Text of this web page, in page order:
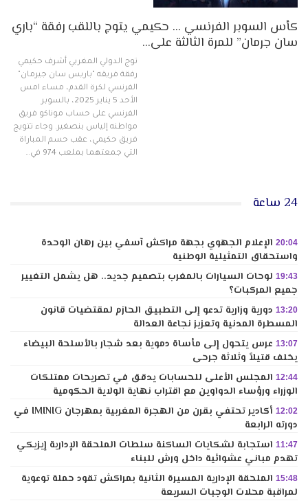
كأس السوبر الفرنسي … حكيمي يتوج باللقب رفقة “باري
سان جرمان” للمرة الثالثة على…
توج الدولي المغربي أشرف حكيمي
رفقة فريقه "باريس سان جيرمان"
الفرنسي لكرة القدم، مساء امس
الأحد 5 يناير 2025، بالسوبر
الفرنسي على حساب موناكو فريق
مواطنه إلياس بنصغير. وجاء تتويج
فريق حكيمي، عقب حسم المباراة
التي جمعتهما بملعب 974 في…
24 ساعة
20:04 الإعلام الجهوي بجهة مراكش آسفي بين رهان الوحدة
واستحقاق التمثيلية الوطنية
19:43 لوحات السيارات بالمغرب بتصميم جديد.. هل يشمل التغيير
جميع المركبات؟
13:20 دورية وزارية تدعو إلى التطبيق الحازم لمقتضيات قانون
المسطرة المدنية وتعزيز نجاعة العدالة
13:07 عرس يتحول إلى مأساة دموية بعد شجار بالأسلحة البيضاء
يخلف قتيلاً وثلاثة جرحى
12:44 المجلس الأعلى للحسابات يدقق في تصريحات ممتلكات
الوزراء ورؤساء الدواوين مع اقتراب نهاية الولاية الحكومية
12:02
أكادير تحتفي بقرن من الهجرة المغربية بمهرجان IMINIG في
دورته الرابعة
11:47 استجابة لشكايات الساكنة سلطات الملحقة الإدارية إيزيكي
تهدم مباني عشوائية داخل ورش للبناء
15:48 الملحقة الإدارية المسيرة الثانية بمراكش تقود حملة توعوية
لمراقبة محلات الوجبات السريعة